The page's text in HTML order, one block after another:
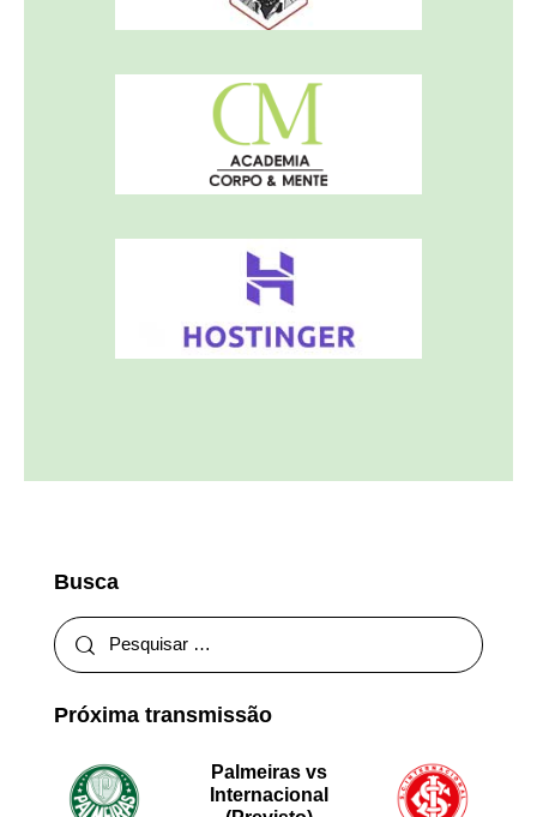
Busca
Próxima transmissão
Palmeiras vs
Internacional